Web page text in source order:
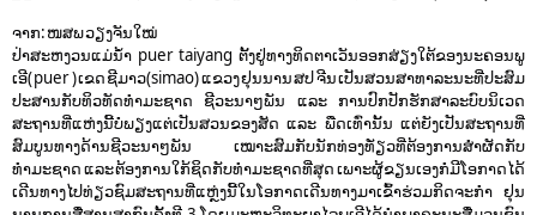
g
a
t
i
o
n
ຈາກ: ໜສພ ວຽງຈັນໃໝ່
ປ່າສະຫງວນແມ່ນໍ້າ puer taiyang ຕັ້ງຢູ່ທາງທິດຕາເວັນອອກສ່ຽງໃຕ້ຂອງນະຄອນພູ
ເອີ( puer ) ເຂດ ຊີມາວ(simao) ແຂວງ ຢຸນນານ ສປ ຈີນ ເປັນສວນສາທາລະນະທີ່ປະສົມ
ປະສານກັບທິວທັດທໍາມະຊາດ ຊີວະນາໆພັນ ແລະ ການປົກປັກຮັກສາລະບົບນິເວດ
ສະຖານທີ່ແຫ່ງນີ້ບໍ່ພຽງແຕ່ເປັນສວນຂອງສັດ ແລະ ພືດເທົ່ານັ້ນ ແຕ່ຍັງເປັນສະຖານທີ່
ສົມບູນທາງດ້ານຊີວະນາໆພັນ ເໝາະສົມກັບນັກທ່ອງທ່ັຽວທີ່ຕ້ອງການສຳຜັດກັບ
ທຳມະຊາດ ແລະ ຕ້ອງການໃກ້ຊິດກັບທຳມະຊາດທີ່ສຸດ ເພາະຜູ້ຂຽນເອງກໍມີໂອກາດໄດ້
ເດີນທາງໄປທ່ຽວຊົມສະຖານທີ່ແຫຼ່ງນີ້ໃນໂອກາດເດີນທາງມາເຂົ້າຮ່ວມກິດຈະກຳ ຢຸນ